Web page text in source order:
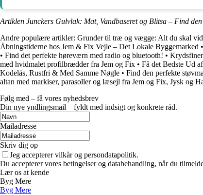
Artiklen Junckers Gulvlak: Mat, Vandbaseret og Blitsa – Find
Andre populære artikler: Grunder til træ og vægge: Alt du skal
Åbningstiderne hos Jem & Fix Vejle – Det Lokale Byggemarked •
• Find det perfekte høreværn med radio og bluetooth! •
med hvidmalet profilbrædder fra Jem og Fix • Få det Bedste Ud
Kodelås, Rustfri & Med Samme Nøgle • Find den perfekte
altan med markiser, parasoller og læsejl fra Jem og Fix, Jysk og
Følg med – få vores nyhedsbrev
Din nye yndlingsmail – fyldt med indsigt og konkrete råd.
Mailadresse
Skriv dig op
Jeg accepterer vilkår og persondatapolitik.
Du accepterer vores betingelser og databehandling, når du
Lær os at kende
Byg Mere
Byg Mere